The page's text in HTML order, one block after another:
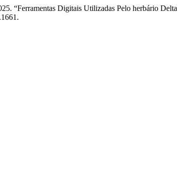
“Ferramentas Digitais Utilizadas Pelo herbário Delta